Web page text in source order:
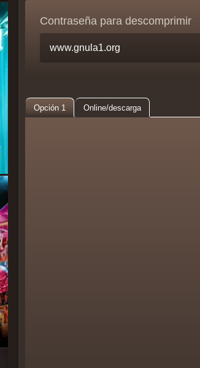
Contraseña para descomprimir
Opción 1 Online/descarga